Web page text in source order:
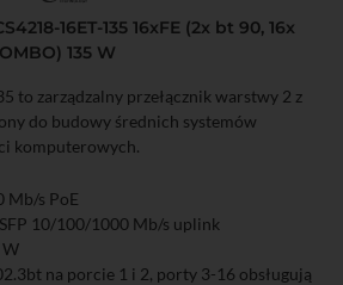
16ET-135 16xFE (2x bt 90, 16x
135 W
to zarządzalny przełącznik warstwy 2 z
do budowy średnich systemów
komputerowych.
Mb/s PoE
10/100/1000 Mb/s uplink
W
na porcie 1 i 2, porty 3-16 obsługują